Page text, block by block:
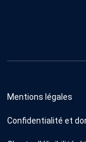
Mentions légales
Confidentialité et